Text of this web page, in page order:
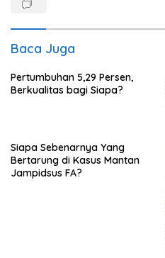
Baca Juga
Pertumbuhan 5,29 Persen,
Berkualitas bagi Siapa?
Siapa Sebenarnya Yang
Bertarung di Kasus Mantan
Jampidsus FA?